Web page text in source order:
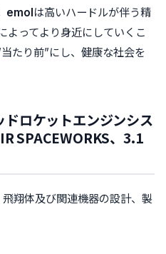
emolは高いハードルが伴う精
よってより身近にしていくこ
たり前”にし、健康な社会を
ロケットエンジンシス
SPACEWORKS、3.1
翔体及び関連機器の設計、製